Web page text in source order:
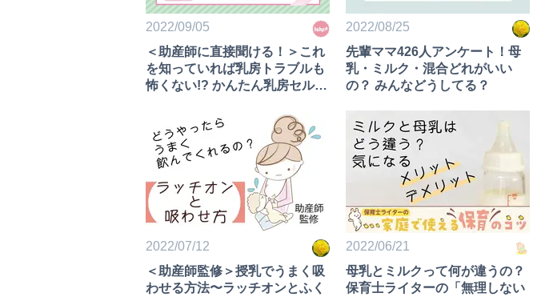
2022/09/05
＜助産師に直接聞ける！＞これ
を知っていれば乳房トラブルも
怖くない!? かんたん乳房セルフ
2022/08/25
先輩ママ426人アンケート！母
乳・ミルク・混合どれがいい
の？ みんなどうしてる？
2022/07/12
＜助産師監修＞授乳でうまく吸
わせる方法〜ラッチオンとふく
2022/06/21
母乳とミルクって何が違うの？
保育士ライターの「無理しない